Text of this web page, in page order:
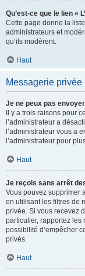
Qu’est-ce que le lien «
Cette page donne la
administrateurs et
qu’ils modèrent.
Haut
Messagerie privée
Je ne peux pas
Il y a trois raisons pour
l’administrateur a
l’administrateur vous a
l’administrateur pour
Haut
Je reçois sans arrêt
Vous pouvez supprimer
en utilisant les filtres de
privée. Si vous recevez
particulier, rapportez les
possibilité d’empêcher
privés.
Haut